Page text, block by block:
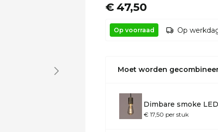
€ 47,50
Op voorraad Op
Moet worden
Dimbare smoke
€ 17,50 per stuk